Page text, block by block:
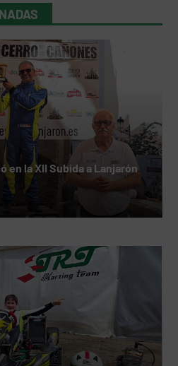
en la XII Subida a Lanjarón